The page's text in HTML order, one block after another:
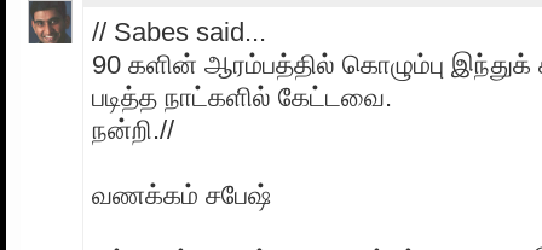
// Sabes said...
90 களின் ஆரம்பத்தில் கொழும்பு இந்துக்
படித்த நாட்களில் கேட்டவை.
நன்றி.//
வணக்கம் சபேஷ்